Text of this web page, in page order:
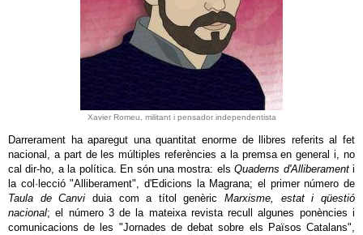
Xavier Romeu, militant i pensador independentista
Darrerament ha aparegut una quantitat enorme de llibres referits al fet
nacional, a part de les múltiples referències a la premsa en general i, no
cal dir-ho, a la política. En són una mostra: elsQuaderns d'Alliberamenti
la col·lecció "Alliberament", d'Edicions la Magrana; el primer número de
Taula de Canvi duia com a títol genèricMarxisme, estat i qüestió
nacional; el número 3 de la mateixa revista recull algunes ponències i
comunicacions de les "Jornades de debat sobre els Països Catalans",